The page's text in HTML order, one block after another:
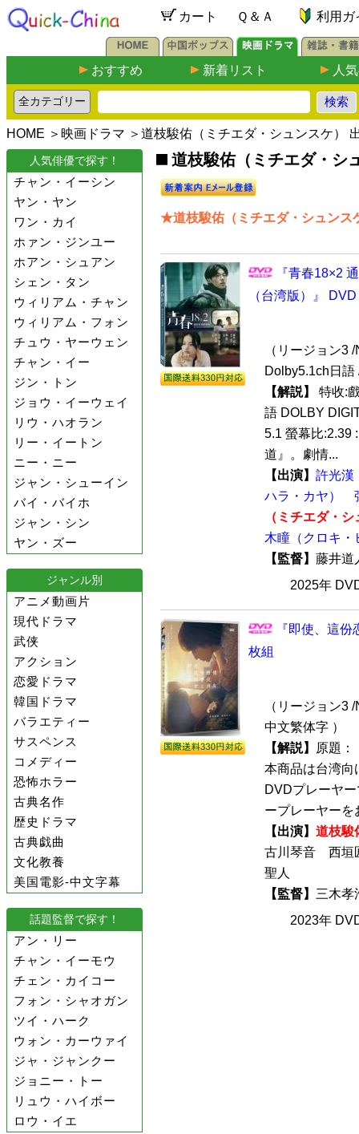
カート Ｑ＆Ａ 利用ガ
おすすめ 新着リスト 人
HOME ＞ 映画ドラマ ＞道枝駿佑（ミチエダ・シュンスケ）
人気俳優で探す！
チャン・イーシン
ヤン・ヤン
ワン・カイ
ホァン・ジンユー
ホアン・シュアン
シェン・タン
ウィリアム・チャン
ウィリアム・フォン
チュウ・ヤーウェン
チャン・イー
ジン・トン
ジョウ・イーウェイ
リウ・ハオラン
リー・イートン
ニー・ニー
ジャン・シューイン
バイ・バイホ
ジャン・シン
ヤン・ズー
ジャンル別
アニメ動画片
現代ドラマ
武侠
アクション
恋愛ドラマ
韓国ドラマ
バラエティー
サスペンス
コメディー
恐怖ホラー
古典名作
歴史ドラマ
古典戯曲
文化教養
美国電影-中文字幕
話題監督で探す！
アン・リー
チャン・イーモウ
チェン・カイコー
フォン・シャオガン
ツイ・ハーク
ウォン・カーウァイ
ジャ・ジャンクー
ジョニー・トー
リュウ・ハイボー
ロウ・イエ
道枝駿佑（ミチエダ・シ
★道枝駿佑（ミチエダ・シュンス
『青春18×2
（台湾版）』
（リージョン3
Dolby5.1ch日
【解説】
特收:
語 DOLBY
5.1 螢幕比:2.39
道』。劇情...
【出演】 許光漢
ハラ・カヤ）
（ミチエダ・
木瞳（クロキ・
【監督】 藤井
2025年
『即使、這
枚組
（リージョン3
中文繁体字 ）
【解説】
原題
本商品は台湾向
DVDプレーヤ
ープレーヤーを
【出演】 道枝駿
古川琴音 西
聖人
【監督】 三木
2023年